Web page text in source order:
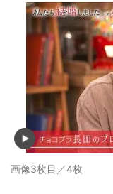
画像3枚目／4枚